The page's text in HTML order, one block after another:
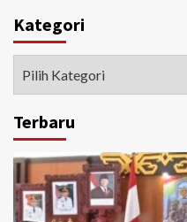
Kategori
Terbaru